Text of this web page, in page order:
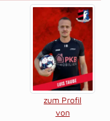
zum Profil
von